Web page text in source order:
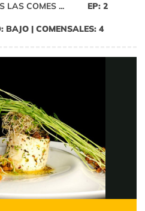
LAS COMES ... EP: 2
BAJO | COMENSALES: 4